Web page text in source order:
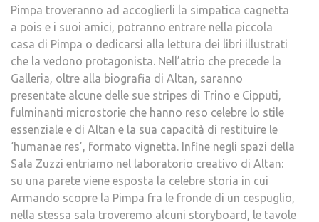
Pimpa troveranno ad accoglierli la simpatica cagnetta
a pois e i suoi amici, potranno entrare nella piccola
casa di Pimpa o dedicarsi alla lettura dei libri illustrati
che la vedono protagonista. Nell’atrio che precede la
Galleria, oltre alla biografia di Altan, saranno
presentate alcune delle sue stripes di Trino e Cipputi,
fulminanti microstorie che hanno reso celebre lo stile
essenziale e di Altan e la sua capacità di restituire le
‘humanae res’, formato vignetta. Infine negli spazi della
Sala Zuzzi entriamo nel laboratorio creativo di Altan:
su una parete viene esposta la celebre storia in cui
Armando scopre la Pimpa fra le fronde di un cespuglio,
nella stessa sala troveremo alcuni storyboard, le tavole